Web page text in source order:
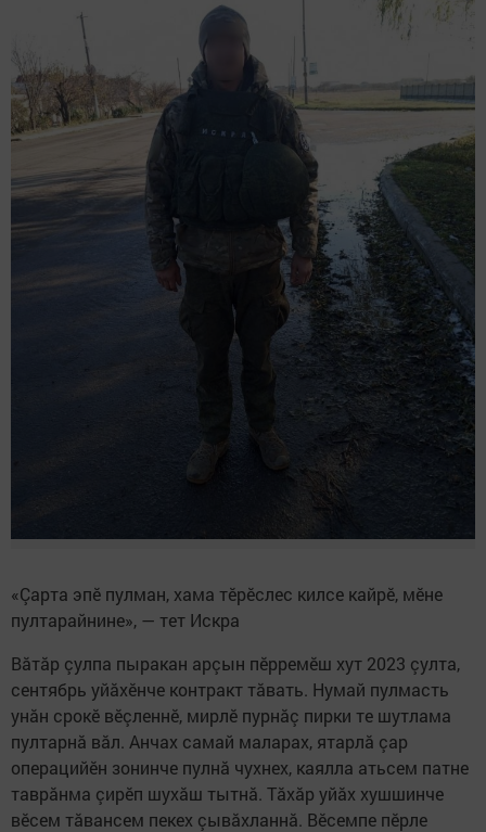
«Çарта эпӗ пулман, хама тӗрӗслес килсе кайрӗ, мӗне
пултарайнине», — тет Искра
Вăтăр çулпа пыракан арçын пӗрремӗш хут 2023 çулта,
сентябрь уйăхӗнче контракт тăвать. Нумай пулмасть
унăн срокӗ вӗçленнӗ, мирлӗ пурнăç пирки те шутлама
пултарнă вăл. Анчах самай маларах, ятарлă çар
операцийӗн зонинче пулнă чухнех, каялла атьсем патне
таврăнма çирӗп шухăш тытнă. Тăхăр уйăх хушшинче
вӗсем тăвансем пекех çывăхланнă. Вӗсемпе пӗрле